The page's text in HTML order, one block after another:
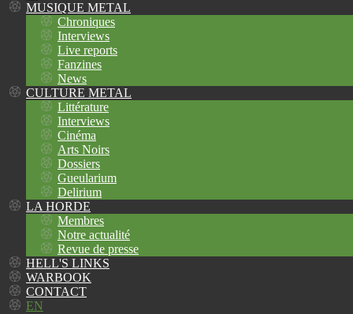
MUSIQUE METAL
Chroniques
Interviews
Live reports
Fanzines
News
CULTURE METAL
Littérature
Interviews
Cinéma
Arts Noirs
Dossiers
Gueularium
Delirium
LA HORDE
Membres
Notre actualité
Revue de presse
HELL'S LINKS
WARBOOK
CONTACT
EN